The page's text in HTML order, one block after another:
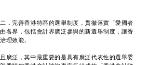
完善香港特區的選舉制度，貫徹落實「愛國者
各界，包括會計界廣泛參與的新選舉制度，讓香
理效能。
泛，其中最重要的是具有廣泛代表性的選舉委